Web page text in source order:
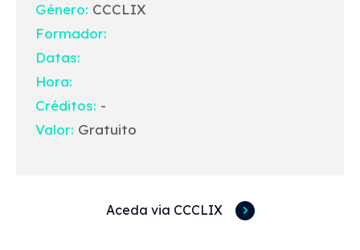
Género: CCCLIX
Formador:
Datas:
Hora:
Créditos: -
Valor: Gratuito
Aceda via CCCLIX